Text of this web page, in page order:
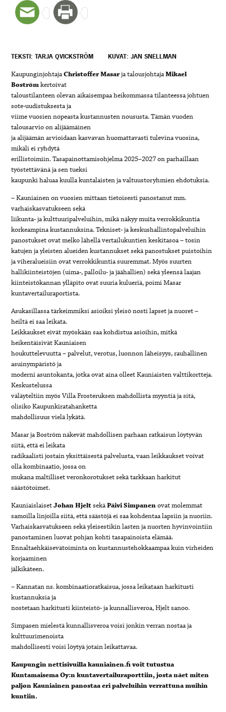
TEKSTI: TARJA QVICKSTRÖM KUVAT: JAN SNELLMAN
KaupunginjohtajaChristoffer Masarja talousjohtajaMikael
Boströmkertoivat
taloustilanteen olevan aikaisempaa heikommassa tilanteessa johtuen
sote-uudistuksesta ja
viime vuosien nopeasta kustannusten noususta. Tämän vuoden
talousarvio on alijäämäinen
ja alijäämän arvioidaan kasvavan huomattavasti tulevina vuosina,
mikäli ei ryhdytä
erillistoimiin. Tasapainottamisohjelma 2025–2027 on parhaillaan
työstettävänä ja sen tueksi
kaupunki haluaa kuulla kuntalaisten ja valtuustoryhmien ehdotuksia.
– Kauniainen on vuosien mittaan tietoisesti panostanut mm.
varhaiskasvatukseen sekä
liikunta- ja kulttuuripalveluihin, mikä näkyy muita verrokkikuntia
korkeampina kustannuksina. Tekniset- ja keskushallintopalveluihin
panostukset ovat melko lähellä vertailukuntien keskitasoa – tosin
katujen ja yleisten alueiden kustannukset sekä panostukset puistoihin
ja viheralueisiin ovat verrokkikuntia suuremmat. Myös suurten
hallikiinteistöjen (uima-, palloilu- ja jäähallien) sekä yleensä laajan
kiinteistökannan ylläpito ovat suuria kulueriä, poimi Masar
kuntavertailuraportista.
Asukasillassa tärkeimmiksi asioiksi yleisö nosti lapset ja nuoret –
heiltä ei saa leikata.
Leikkaukset eivät myöskään saa kohdistua asioihin, mitkä
heikentäisivät Kauniaisen
houkuttelevuutta – palvelut, verotus, luonnon läheisyys, rauhallinen
asuinympäristö ja
moderni asuntokanta, jotka ovat aina olleet Kauniaisten valttikortteja.
Keskustelussa
väläyteltiin myös Villa Frosteruksen mahdollista myyntiä ja sitä,
olisiko Kaupunkiratahanketta
mahdollisuus vielä lykätä.
Masar ja Boström näkevät mahdollisen parhaan ratkaisun löytyvän
siitä, että ei leikata
radikaalisti jostain yksittäisestä palvelusta, vaan leikkaukset voivat
olla kombinaatio, jossa on
mukana maltilliset veronkorotukset sekä tarkkaan harkitut
säästötoimet.
KauniaislaisetJohan HjeltsekäPäivi Simpanenovat molemmat
samoilla linjoilla siitä, että säästöjä ei saa kohdentaa lapsiin ja nuoriin.
Varhaiskasvatukseen sekä yleisestikin lasten ja nuorten hyvinvointiin
panostaminen luovat pohjan kohti tasapainoista elämää.
Ennaltaehkäisevätoiminta on kustannustehokkaampaa kuin virheiden
korjaaminen
jälkikäteen.
– Kannatan ns. kombinaatioratkaisua, jossa leikataan harkitusti
kustannuksia ja
nostetaan harkitusti kiinteistö- ja kunnallisveroa, Hjelt sanoo.
Simpasen mielestä kunnallisveroa voisi jonkin verran nostaa ja
kulttuurimenoista
mahdollisesti voisi löytyä jotain leikattavaa.
Kaupungin nettisivuilla kauniainen.fi voit tutustua
Kuntamaisema Oy:n kuntavertailuraporttiin, jostanäet miten
paljon Kauniainen panostaa eri palveluihin verrattuna muihin
kuntiin.